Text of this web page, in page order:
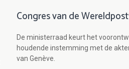
Congres van de
De ministerraad keurt het
houdende instemming met de
van Genève.